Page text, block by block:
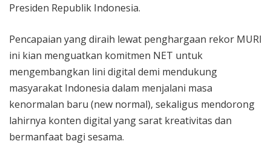
Presiden Republik Indonesia.
Pencapaian yang diraih lewat penghargaan rekor MURI
ini kian menguatkan komitmen NET untuk
mengembangkan lini digital demi mendukung
masyarakat Indonesia dalam menjalani masa
kenormalan baru (new normal), sekaligus mendorong
lahirnya konten digital yang sarat kreativitas dan
bermanfaat bagi sesama.